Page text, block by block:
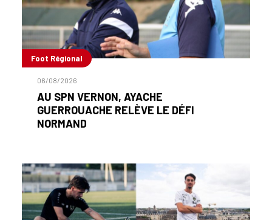
Foot Régional
06/08/2026
AU SPN VERNON, AYACHE
GUERROUACHE RELÈVE LE DÉFI
NORMAND